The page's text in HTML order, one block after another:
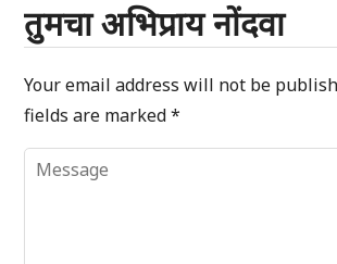
तुमचा अभिप्राय नोंदवा
Your email address will not be
fields are marked*